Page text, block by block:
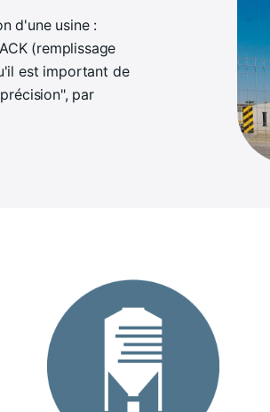
d'une usine :
(remplissage
est important de
par